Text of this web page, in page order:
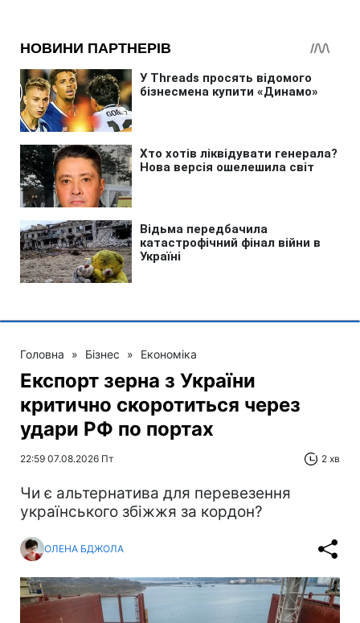
Головна » Бізнес » Економіка
Експорт зерна з України
критично скоротиться через
удари РФ по портах
22:59 07.08.2026 Пт 2 хв
Чи є альтернатива для перевезення
українського збіжжя за кордон?
ОЛЕНА БДЖОЛА